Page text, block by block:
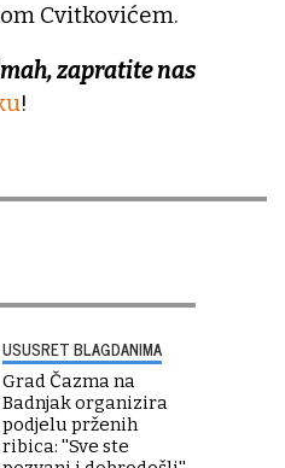
Cvitkovićem.
zapratite nas
!
USUSRET BLAGDANIMA
Grad Čazma na
Badnjak organizira
podjelu prženih
ribica: ''Sve ste